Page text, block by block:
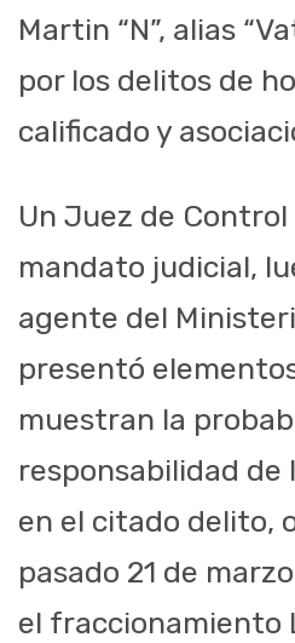
Martin “N”, alias
por los delitos de
calificado y
Un Juez de
mandato judicial,
agente del
presentó
muestran la
responsabilidad de
en el citado delito,
pasado 21 de
el fraccionamiento